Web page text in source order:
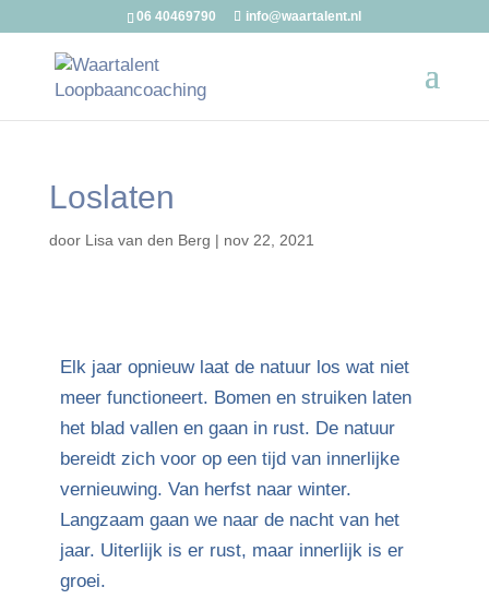
06 40469790 info@waartalent.nl
Loslaten
door Lisa van den Berg | nov 22, 2021
Elk jaar opnieuw laat de natuur los wat niet
meer functioneert. Bomen en struiken laten
het blad vallen en gaan in rust. De natuur
bereidt zich voor op een tijd van innerlijke
vernieuwing. Van herfst naar winter.
Langzaam gaan we naar de nacht van het
jaar. Uiterlijk is er rust, maar innerlijk is er
groei.